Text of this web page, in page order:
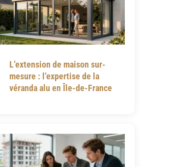
L’extension de maison sur-
mesure : l’expertise de la
véranda alu en Île-de-France